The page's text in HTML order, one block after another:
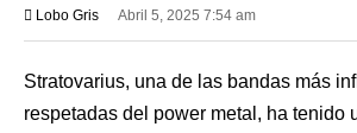
Lobo Gris Abril 5, 2025 7:54 am
Stratovarius, una de las bandas más
respetadas del power metal, ha tenido